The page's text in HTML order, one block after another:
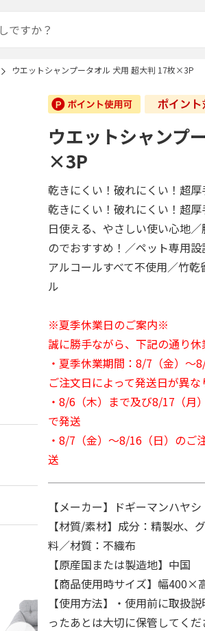
ウエットシャンプータオル 犬用 超大判 17枚×3P
ウエットシャンプ
×3P
乾きにくい！破れにくい！超
乾きにくい！破れにくい！超
日使える、やさしい使い心地
のでおすすめ！／ペット専用
アルコールすべて不使用／竹
ル
※夏季休業日のご案内※
誠に勝手ながら、下記の通り休
・夏季休業期間：8/7（金）～8/
ご注文日によって発送日が異な
・8/6（木）まで及び8/17（月
で発送
・8/7（金）～8/16（日）のご
送
【メーカー】ドギーマンハヤシ
【材質/素材】成分：精製水、
料／材質：不織布
【原産国または製造地】中国
【商品使用時サイズ】幅
【使用方法】・使用前に取扱
ったあとは大切に保管してくだ